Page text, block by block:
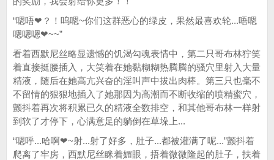
“嗯唔❤？！呜嗯~你们这群恶心的绿皮，果然最喜欢轮...唔嗯
嗯嗯嗯❤~~”
看着西默尼丝略显遗憾的饥渴勾魂表情中，第二只哥布林狞笑
着直接挺腰插入，大笑着在她黏糊糊热腾腾的骚穴里射入大量
精液，随后在她高亢兴奋的淫叫声中拔出肉棒。第三只也毫不
不留情的狠狠地插入了她那因为高潮而不断收缩的喷精蜜穴，
颤抖着再次将积累已久的精液全数排空，和其他哥布林一样射
到软了才停下，心满意足的躺倒在草垛上...
“嗯呼...哈啊❤~射...射了好多，肚子...都被灌满了呢...”颤抖着
爬离了牢房，西默尼丝眯着媚眼，捂着微微隆起的肚子，扶着